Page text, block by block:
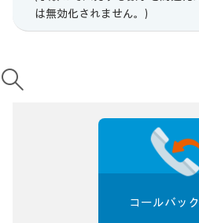
は無効化されません。)
コールバッ